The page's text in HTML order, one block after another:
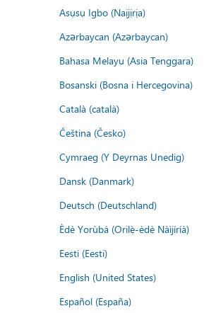
Asụsụ Igbo (Naịjịrịa)
Azərbaycan (Azərbaycan)
Bahasa Melayu (Asia Tenggara)
Bosanski (Bosna i Hercegovina)
Català (català)
Čeština (Česko)
Cymraeg (Y Deyrnas Unedig)
Dansk (Danmark)
Deutsch (Deutschland)
Èdè Yorùbá (Orilẹ̀-èdè Nàìjíríà)
Eesti (Eesti)
English (United States)
Español (España)